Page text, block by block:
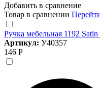
Добавить в сравнение
Товар в сравнении
Ручка мебельная 1192
Артикул: У40357
146 Р